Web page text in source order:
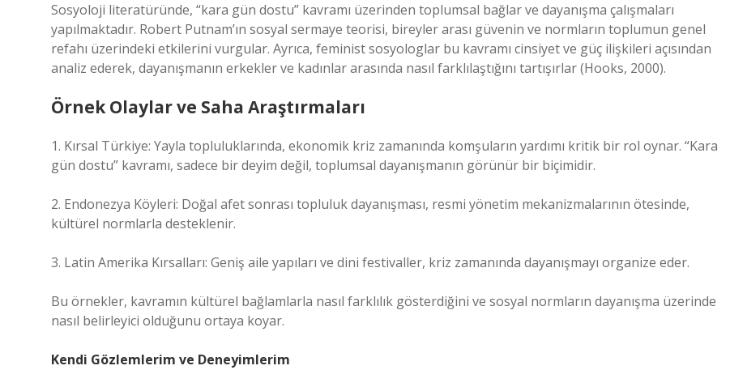
Sosyoloji literatüründe, “kara gün dostu” kavramı üzerinden toplumsal bağlar ve dayanışma çalışmaları
yapılmaktadır. Robert Putnam’ın sosyal sermaye teorisi, bireyler arası güvenin ve normların toplumun genel
refahı üzerindeki etkilerini vurgular. Ayrıca, feminist sosyologlar bu kavramı cinsiyet ve güç ilişkileri açısından
analiz ederek, dayanışmanın erkekler ve kadınlar arasında nasıl farklılaştığını tartışırlar (Hooks, 2000).
Örnek Olaylar ve Saha Araştırmaları
1. Kırsal Türkiye: Yayla topluluklarında, ekonomik kriz zamanında komşuların yardımı kritik bir rol oynar. “Kara
gün dostu” kavramı, sadece bir deyim değil, toplumsal dayanışmanın görünür bir biçimidir.
2. Endonezya Köyleri: Doğal afet sonrası topluluk dayanışması, resmi yönetim mekanizmalarının ötesinde,
kültürel normlarla desteklenir.
3. Latin Amerika Kırsalları: Geniş aile yapıları ve dini festivaller, kriz zamanında dayanışmayı organize eder.
Bu örnekler, kavramın kültürel bağlamlarla nasıl farklılık gösterdiğini ve sosyal normların dayanışma üzerinde
nasıl belirleyici olduğunu ortaya koyar.
Kendi Gözlemlerim ve Deneyimlerim